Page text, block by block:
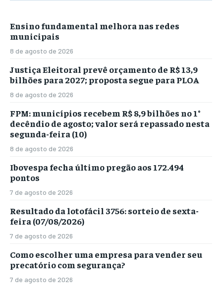
Ensino fundamental melhora nas redes
municipais
8 de agosto de 2026
Justiça Eleitoral prevê orçamento de R$ 13,9
bilhões para 2027; proposta segue para PLOA
8 de agosto de 2026
FPM: municípios recebem R$ 8,9 bilhões no 1°
decêndio de agosto; valor será repassado nesta
segunda-feira (10)
8 de agosto de 2026
Ibovespa fecha último pregão aos 172.494
pontos
7 de agosto de 2026
Resultado da lotofácil 3756: sorteio de sexta-
feira (07/08/2026)
7 de agosto de 2026
Como escolher uma empresa para vender seu
precatório com segurança?
7 de agosto de 2026